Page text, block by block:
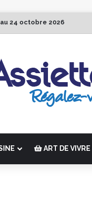
24 octobre 2026
ART DE VIVRE